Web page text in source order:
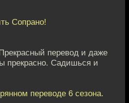
Сопрано!
перевод и даже
прекрасно. Садишься и
переводе 6 сезона.